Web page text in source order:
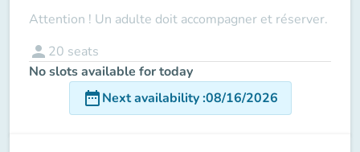
Attention ! Un adulte doit accompagner et réserver.
person 20 seats
No slots available for today
date_rangeNext availability:08/16/2026